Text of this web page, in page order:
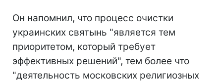
Он напомнил, что процесс очистки
украинских святынь "является тем
приоритетом, который требует
эффективных решений", тем более что
"деятельность московских религиозных